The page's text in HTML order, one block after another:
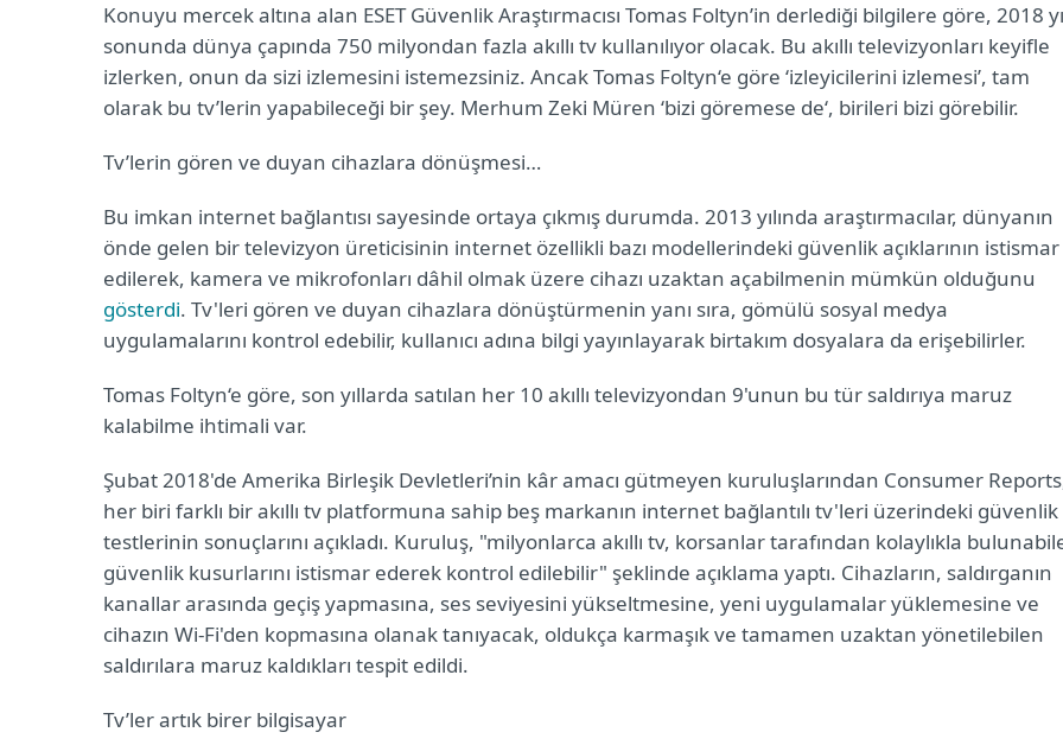
Konuyu mercek altına alan ESET Güvenlik Araştırmacısı Tomas Foltyn’in derlediği bilgilere göre, 2018
sonunda dünya çapında 750 milyondan fazla akıllı tv kullanılıyor olacak. Bu akıllı televizyonları keyifle
izlerken, onun da sizi izlemesini istemezsiniz. Ancak Tomas Foltyn‘e göre ‘izleyicilerini izlemesi’, tam
olarak bu tv’lerin yapabileceği bir şey. Merhum Zeki Müren ‘bizi göremese de‘, birileri bizi görebilir.
Tv’lerin gören ve duyan cihazlara dönüşmesi…
Bu imkan internet bağlantısı sayesinde ortaya çıkmış durumda. 2013 yılında araştırmacılar, dünyanın
önde gelen bir televizyon üreticisinin internet özellikli bazı modellerindeki güvenlik açıklarının istismar
edilerek, kamera ve mikrofonları dâhil olmak üzere cihazı uzaktan açabilmenin mümkün olduğunu
gösterdi. Tv'leri gören ve duyan cihazlara dönüştürmenin yanı sıra, gömülü sosyal medya
uygulamalarını kontrol edebilir, kullanıcı adına bilgi yayınlayarak birtakım dosyalara da erişebilirler.
Tomas Foltyn‘e göre, son yıllarda satılan her 10 akıllı televizyondan 9'unun bu tür saldırıya maruz
kalabilme ihtimali var.
Şubat 2018'de Amerika Birleşik Devletleri’nin kâr amacı gütmeyen kuruluşlarından Consumer
her biri farklı bir akıllı tv platformuna sahip beş markanın internet bağlantılı tv'leri üzerindeki güvenlik
testlerinin sonuçlarını açıkladı. Kuruluş, "milyonlarca akıllı tv, korsanlar tarafından kolaylıkla
güvenlik kusurlarını istismar ederek kontrol edilebilir" şeklinde açıklama yaptı. Cihazların, saldırganın
kanallar arasında geçiş yapmasına, ses seviyesini yükseltmesine, yeni uygulamalar yüklemesine ve
cihazın Wi-Fi'den kopmasına olanak tanıyacak, oldukça karmaşık ve tamamen uzaktan yönetilebilen
saldırılara maruz kaldıkları tespit edildi.
Tv’ler artık birer bilgisayar